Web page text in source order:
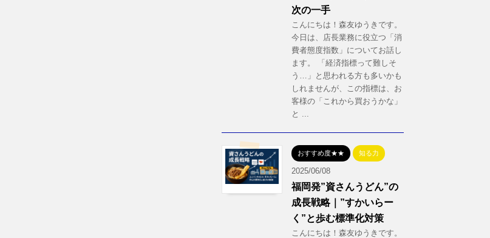
次の一手
こんにちは！森友ゆうきです。
今日は、店長業務に役立つ「消
費者態度指数」についてお話し
ます。 「経済指標って難しそ
う…」と思われる方も多いかも
しれませんが、この指標は、お
客様の「これから買おうかな」
と ...
おすすめ度★★ 知る力
2025/06/08
福岡発”資さんうどん”の
成長戦略｜”すかいらー
く”と歩む標準化対策
こんにちは！森友ゆうきです。